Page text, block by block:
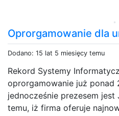
Oprorgamowanie dla
Dodano: 15 lat 5 miesięcy temu
Rekord Systemy
oprorgamowanie już ponad
jednocześnie prezesem jest
temu, iż firma oferuje